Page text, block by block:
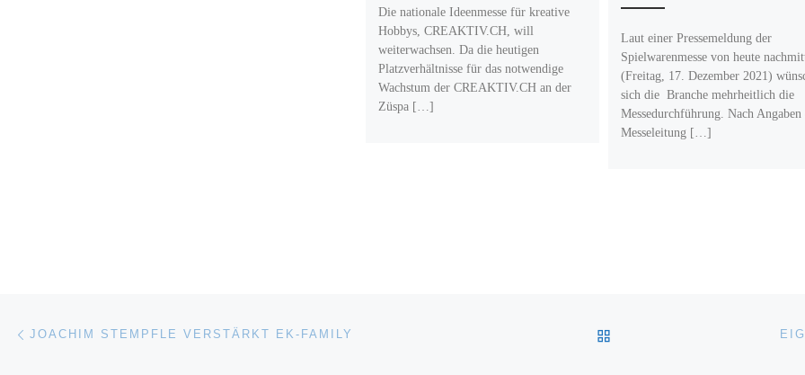
Die nationale Ideenmesse für kreative
Hobbys, CREAKTIV.CH, will
weiterwachsen. Da die heutigen
Platzverhältnisse für das notwendige
Wachstum der CREAKTIV.CH an der
Züspa […]
Laut einer Pressemeldung der
Spielwarenmesse von heute
(Freitag, 17. Dezember 2021)
sich die Branche mehrheitlich die
Messedurchführung. Nach Angaben
Messeleitung […]
Beitragsnavigation
JOACHIM STEMPFLE VERSTÄRKT EK-FAMILY ZURÜCK ZUR